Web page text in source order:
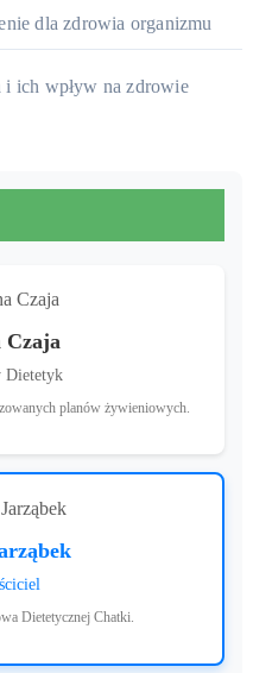
dla zdrowia organizmu
i ich wpływ na zdrowie
Czaja
Dietetyk
planów żywieniowych.
Dietetycznej Chatki.